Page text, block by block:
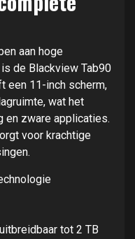
aan hoge
de Blackview Tab90
een 11-inch scherm,
wat het
en zware applicaties.
voor krachtige
tot 2 TB